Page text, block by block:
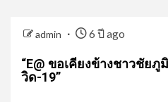
admin 6 ปี ago
“E@ ขอเคียงข้างชาวชัยภู
วิด-19”